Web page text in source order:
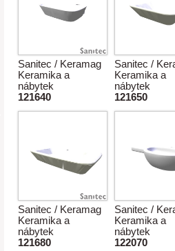
Sanitec / Keramag
Keramika a
nábytek
121640
Sanitec /
Keramika a
nábytek
121650
Sanitec / Keramag
Keramika a
nábytek
121680
Sanitec /
Keramika a
nábytek
122070